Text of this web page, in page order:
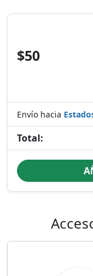
$50
Envío hacia
Total: